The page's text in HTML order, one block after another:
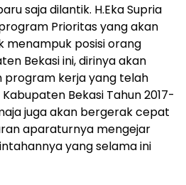
saja dilantik. H.Eka Supria
Prioritas yang akan
menampuk posisi orang
Bekasi ini, dirinya akan
kerja yang telah
Bekasi Tahun 2017-
juga akan bergerak cepat
aparaturnya mengejar
yang selama ini